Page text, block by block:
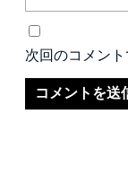
次回のコメン